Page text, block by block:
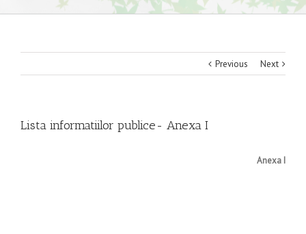
Previous Next
Lista informatiilor publice- Anexa I
Anexa I